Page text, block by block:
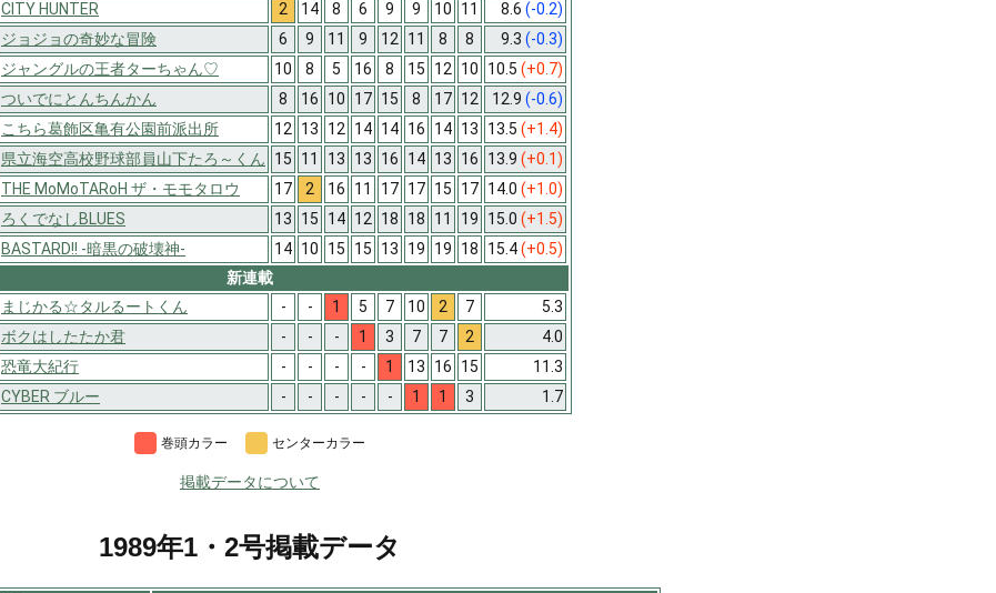
CITY HUNTER 2 14 8 6 9 9 10 11 8.6 (-0.2)
ジョジョの奇妙な冒険 6 9 11 9 12 11 8 8 9.3 (-0.3)
ジャングルの王者ターちゃん♡ 10 8 5 16 8 15 12 10 10.5 (+0.7)
ついでにとんちんかん 8 16 10 17 15 8 17 12 12.9 (-0.6)
こちら葛飾区亀有公園前派出所 12 13 12 14 14 16 14 13 13.5 (+1.4)
県立海空高校野球部員山下たろ～くん 15 11 13 13 16 14 13 16 13.9 (+0.1)
THE MoMoTARoH ザ・モモタロウ 17 2 16 11 17 17 15 17 14.0 (+1.0)
ろくでなしBLUES 13 15 14 12 18 18 11 19 15.0 (+1.5)
BASTARD!! -暗黒の破壊神- 14 10 15 15 13 19 19 18 15.4(+0.5)
新連載
まじかる☆タルるートくん - - 1 5 7 10 2 7
5.3
ボクはしたたか君 - - - 1 3 7 7 2
4.0
恐竜大紀行 - - - - 1 13 16 15
11.3
CYBER ブルー - - - - - 1 1 3 1.7
巻頭カラー センターカラー
掲載データについて
1989年1・2号掲載データ